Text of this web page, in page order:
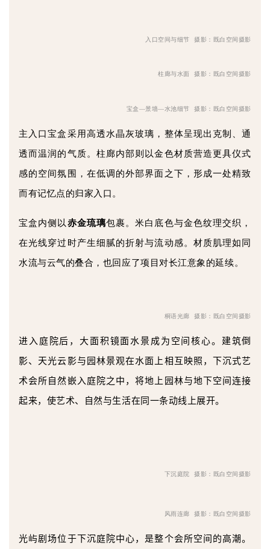
入口空间与细节 摄影：既白空间摄影
柱廊与水面 摄影：既白空间摄影
宝盒—景墙—水池细节 摄影：既白空间摄影
主入口宝盒采用高透水晶灰玻璃，整体呈现出克制、通
透而温润的气质。柱廊内部则以金色材质营造更具仪式
感的空间氛围，在低调的外部界面之下，形成一处精致
而有记忆点的归家入口。
宝盒内侧以 赤金琉璃包裹。米白底色与金色纹理交织，
在光线穿过时产生细腻的折射与流动感。材质肌理如同
水流与云气的叠合，也回应了项目对长江意象的延续。
桐语光廊 摄影：既白空间摄影
进入庭院后，大面积镜面水景成为空间核心。建筑倒
影、天光云影与园林景观在水面上相互映照，下沉式艺
术会所自然嵌入庭院之中，将地上园林与地下空间连接
起来，使艺术、自然与生活在同一条动线上展开。
下沉庭院摄影：既白空间摄影
风雨连廊摄影：既白空间摄影
光屿剧场位于下沉庭院中心，是整个会所空间的高潮。